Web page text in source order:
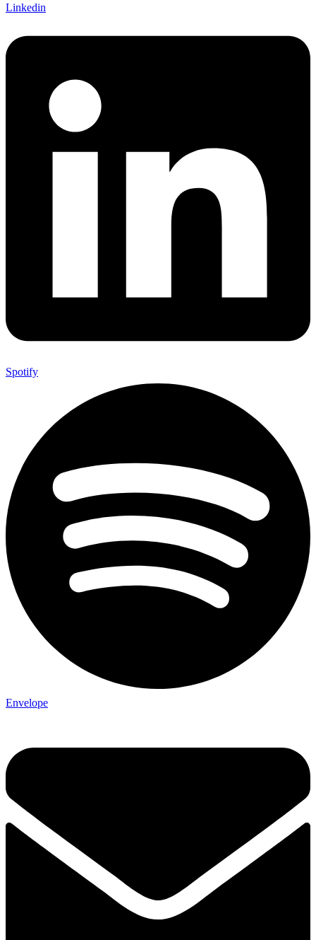
Linkedin
Spotify
Envelope